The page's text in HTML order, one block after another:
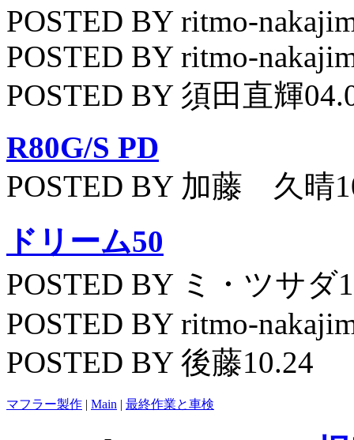
POSTED BY ritmo-
POSTED BY ritmo-
POSTED BY 須田直輝
R80G/S PD
POSTED BY 加藤 久晴
ドリーム50
POSTED BY ミ・ツサダ
POSTED BY ritmo-
POSTED BY 後藤10.24
マフラー製作 | Main | 最終作業と車検